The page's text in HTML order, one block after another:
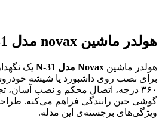
هولدر ماشین novax مدل N-31
هولدر ماشین Novax مدل N-31
یک
برای نصب روی داشبورد یا شیشه
۳۶۰ درجه، اتصال محکم و نصب آسان،
گوشی حین رانندگی فراهم می‌کنه. طراحی
ویژگی‌های برجسته‌ی این مدله.